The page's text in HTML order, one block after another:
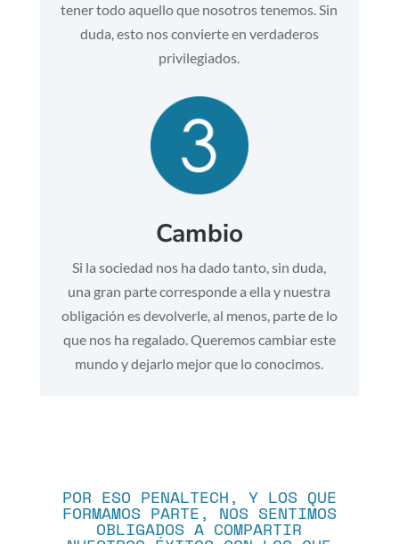
tener todo aquello que nosotros tenemos. Sin
duda, esto nos convierte en verdaderos
privilegiados.
Cambio
Si la sociedad nos ha dado tanto, sin duda,
una gran parte corresponde a ella y nuestra
obligación es devolverle, al menos, parte de lo
que nos ha regalado. Queremos cambiar este
mundo y dejarlo mejor que lo conocimos.
POR ESO PENALTECH, Y LOS QUE
FORMAMOS PARTE, NOS SENTIMOS
OBLIGADOS A COMPARTIR